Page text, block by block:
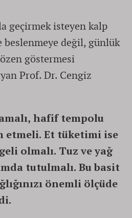
geçirmek isteyen kalp
beslenmeye değil, günlük
göstermesi
Prof. Dr. Cengiz
hafif tempolu
etmeli. Et tüketimi ise
olmalı. Tuz ve yağ
tutulmalı. Bu basit
önemli ölçüde